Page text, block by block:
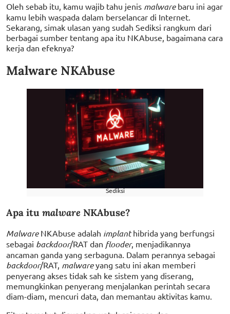
Oleh sebab itu, kamu wajib tahu jenis malwarebaru ini agar
kamu lebih waspada dalam berselancar di Internet.
Sekarang, simak ulasan yang sudah Sediksi rangkum dari
berbagai sumber tentang apa itu NKAbuse, bagaimana cara
kerja dan efeknya?
Malware NKAbuse
Sediksi
Apa itu malware NKAbuse?
Malware NKAbuse adalah implanthibrida yang berfungsi
sebagai backdoor/RAT dan flooder, menjadikannya
ancaman ganda yang serbaguna. Dalam perannya sebagai
backdoor/RAT, malwareyang satu ini akan memberi
penyerang akses tidak sah ke sistem yang diserang,
memungkinkan penyerang menjalankan perintah secara
diam-diam, mencuri data, dan memantau aktivitas kamu.